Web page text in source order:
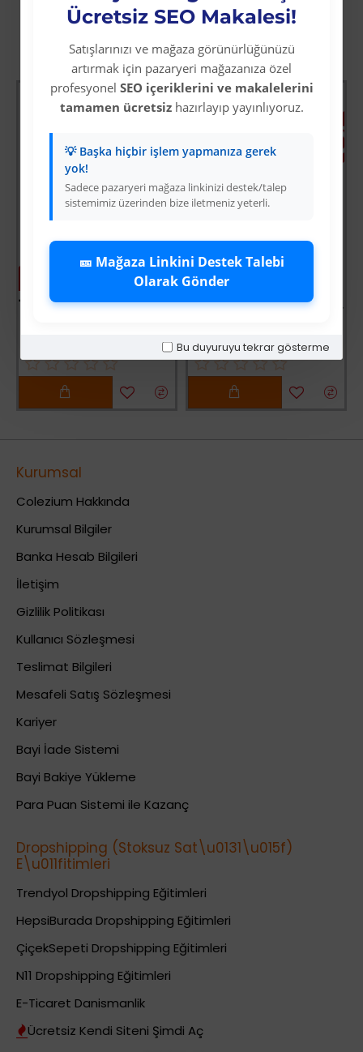
Ücretsiz SEO Makalesi!
Satışlarınızı ve mağaza görünürlüğünüzü
artırmak için pazaryeri mağazanıza özel
profesyonel SEO içeriklerini ve makalelerini
tamamen ücretsizhazırlayıp yayınlıyoruz.
💡 Başka hiçbir işlem yapmanıza gerek
yok!
Sadece pazaryeri mağaza linkinizi destek/talep
sistemimiz üzerinden bize iletmeniz yeterli.
🎫 Mağaza Linkini Destek Talebi
Olarak Gönder
Bu duyuruyu tekrar gösterme
Diğer Kategori Ürünleri
STOK TÜKENDİ
10 Mm Kasap Et Kancası - 239li Dönerli Set - Et İşleme - Hijyenik - Düzenli - Dayanıklı - Uzun Ömürlü
-63 %
STOK
Apple İphone 14 Pro Kılıf Elegant Kapak - Lacivert
Kurumsal
Colezium Hakkında
Kurumsal Bilgiler
Banka Hesab Bilgileri
İletişim
Gizlilik Politikası
Kullanıcı Sözleşmesi
Teslimat Bilgileri
Mesafeli Satış Sözleşmesi
Kariyer
Bayi İade Sistemi
Bayi Bakiye Yükleme
Para Puan Sistemi ile Kazanç
Dropshipping (Stoksuz Sat\u0131\u015f)
E\u011fitimleri
Trendyol Dropshipping Eğitimleri
HepsiBurada Dropshipping Eğitimleri
ÇiçekSepeti Dropshipping Eğitimleri
N11 Dropshipping Eğitimleri
E-Ticaret Danismanlik
Ücretsiz Kendi Siteni Şimdi Aç